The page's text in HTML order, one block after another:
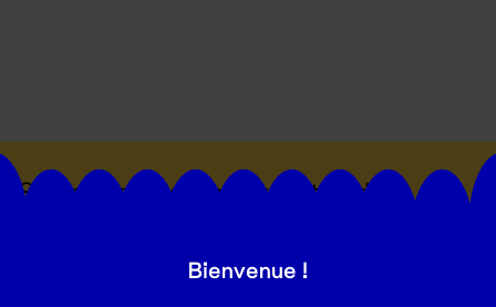
Suivez toutes les actualités du
Bienvenue !